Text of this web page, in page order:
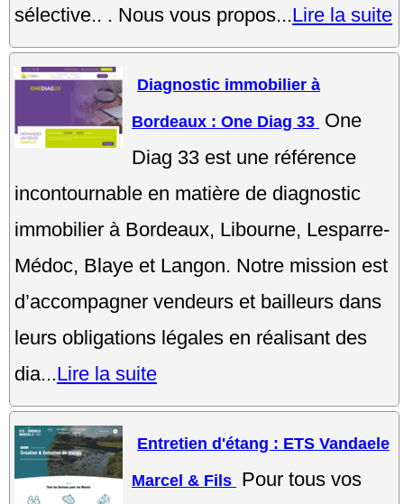
sélective.. . Nous vous propos...Lire la suite
Diagnostic immobilier à
Bordeaux : One Diag 33 One
Diag 33 est une référence
incontournable en matière de diagnostic
immobilier à Bordeaux, Libourne, Lesparre-
Médoc, Blaye et Langon. Notre mission est
d’accompagner vendeurs et bailleurs dans
leurs obligations légales en réalisant des
dia...Lire la suite
Entretien d'étang : ETS Vandaele
Marcel & Fils Pour tous vos